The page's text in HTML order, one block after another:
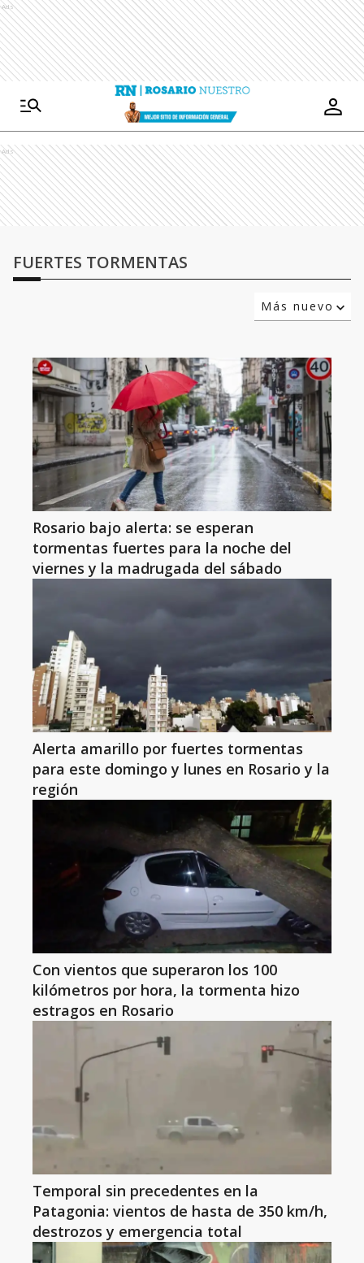
Ads
Ads
FUERTES TORMENTAS
Más nuevo
Rosario bajo alerta: se esperan
tormentas fuertes para la noche del
viernes y la madrugada del sábado
Alerta amarillo por fuertes tormentas
para este domingo y lunes en Rosario y la
región
Con vientos que superaron los 100
kilómetros por hora, la tormenta hizo
estragos en Rosario
Temporal sin precedentes en la
Patagonia: vientos de hasta de 350 km/h,
destrozos y emergencia total